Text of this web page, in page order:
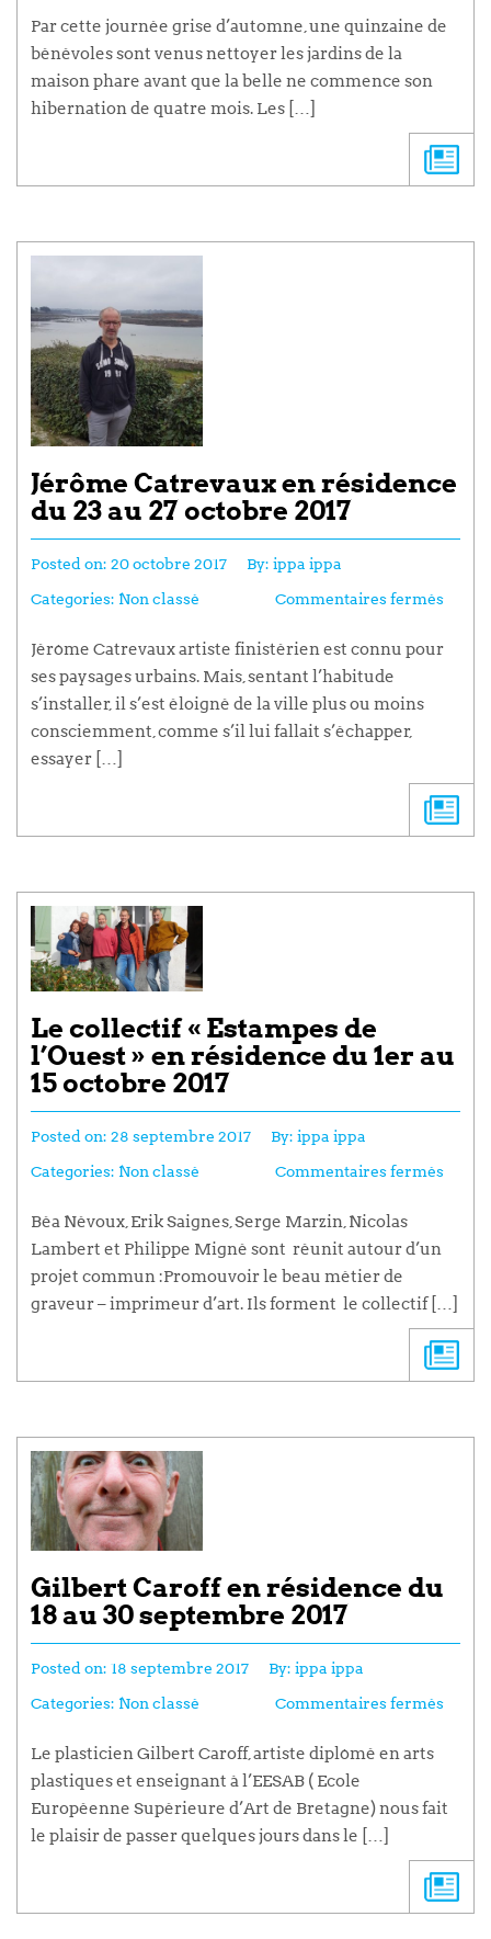
Par cette journée grise d’automne, une quinzaine de
bénévoles sont venus nettoyer les jardins de la
maison phare avant que la belle ne commence son
hibernation de quatre mois. Les […]
Jérôme Catrevaux en résidence
du 23 au 27 octobre 2017
Posted on: 20 octobre 2017 By: ippa ippa
Categories: Non classé Commentaires fermés
Jérôme Catrevaux artiste finistérien est connu pour
ses paysages urbains. Mais, sentant l’habitude
s’installer, il s’est éloigné de la ville plus ou moins
consciemment, comme s’il lui fallait s’échapper,
essayer […]
Le collectif « Estampes de
l’Ouest » en résidence du 1er au
15 octobre 2017
Posted on: 28 septembre 2017 By: ippa ippa
Categories: Non classé Commentaires fermés
Béa Névoux, Erik Saignes, Serge Marzin, Nicolas
Lambert et Philippe Migné sont réunit autour d’un
projet commun :Promouvoir le beau métier de
graveur – imprimeur d’art. Ils forment le collectif […]
Gilbert Caroff en résidence du
18 au 30 septembre 2017
Posted on: 18 septembre 2017 By: ippa ippa
Categories: Non classé Commentaires fermés
Le plasticien Gilbert Caroff, artiste diplômé en arts
plastiques et enseignant à l’EESAB ( Ecole
Européenne Supérieure d’Art de Bretagne) nous fait
le plaisir de passer quelques jours dans le […]